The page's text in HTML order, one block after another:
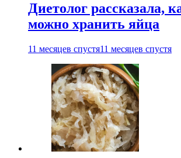
Диетолог рассказала,
можно хранить яйца
11 месяцев спустя11 месяцев спустя